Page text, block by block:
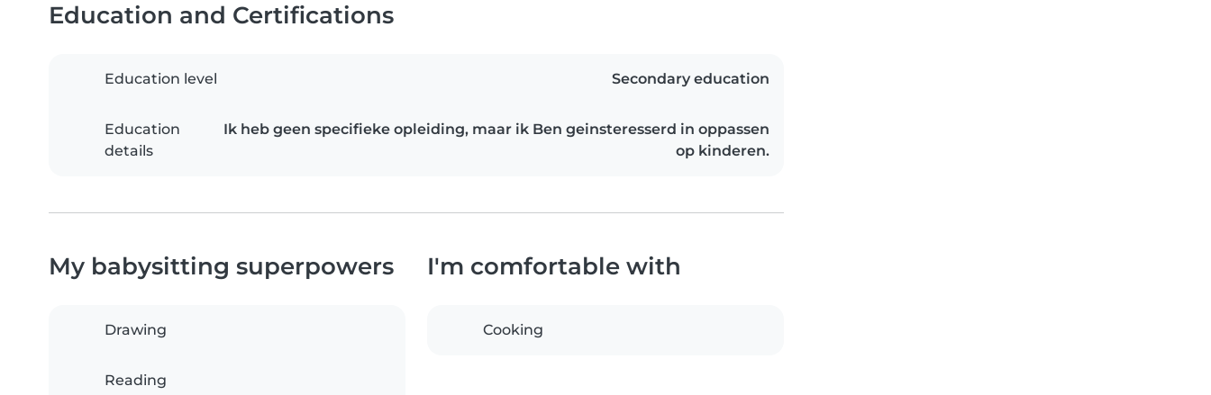
Education and Certifications
Education level Secondary education
Education
details
Ik heb geen specifieke opleiding, maar ik Ben geinsteresserd in oppassen
op kinderen.
My babysitting superpowers
Drawing
Reading
I'm comfortable with
Cooking